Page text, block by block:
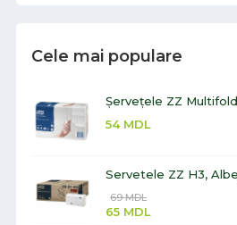
Cele mai populare
Șervețele ZZ
54 MDL
Servetele ZZ H3,
69MDL
65 MDL